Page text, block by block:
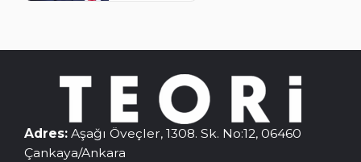
Adres: Aşağı Öveçler, 1308. Sk. No:12, 06460
Çankaya/Ankara